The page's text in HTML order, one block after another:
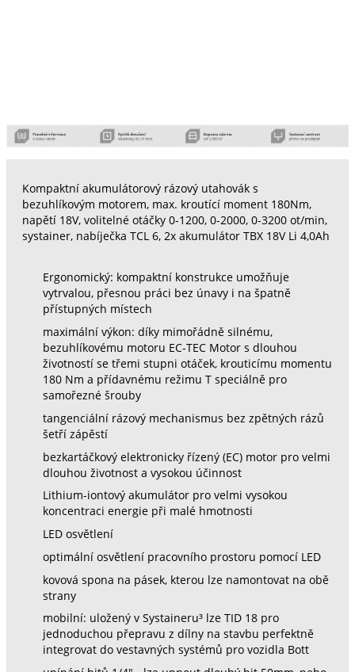
Kompaktní akumulátorový rázový utahovák s
bezuhlíkovým motorem, max. kroutící moment 180Nm,
napětí 18V, volitelné otáčky 0-1200, 0-2000, 0-3200 ot/min,
systainer, nabíječka TCL 6, 2x akumulátor TBX 18V Li 4,0Ah
Ergonomický: kompaktní konstrukce umožňuje
vytrvalou, přesnou práci bez únavy i na špatně
přístupných místech
maximální výkon: díky mimořádně silnému,
bezuhlíkovému motoru EC-TEC Motor s dlouhou
životností se třemi stupni otáček, krouticímu momentu
180 Nm a přídavnému režimu T speciálně pro
samořezné šrouby
tangenciální rázový mechanismus bez zpětných rázů
šetří zápěstí
bezkartáčkový elektronicky řízený (EC) motor pro velmi
dlouhou životnost a vysokou účinnost
Lithium-iontový akumulátor pro velmi vysokou
koncentraci energie při malé hmotnosti
LED osvětlení
optimální osvětlení pracovního prostoru pomocí LED
kovová spona na pásek, kterou lze namontovat na obě
strany
mobilní: uložený v Systaineru³ lze TID 18 pro
jednoduchou přepravu z dílny na stavbu perfektně
integrovat do vestavných systémů pro vozidla Bott